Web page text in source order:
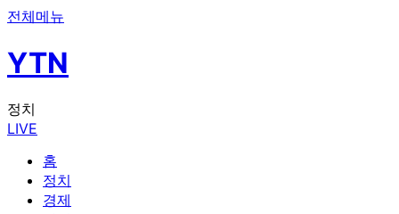
전체메뉴
YTN
정치
LIVE
홈
정치
경제